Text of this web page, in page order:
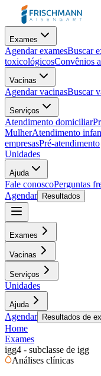
Exames
Agendar examesBuscar
toxicológicosConvênios
Vacinas
Agendar vacinasBuscar
Serviços
Atendimento domiciliar
MulherAtendimento
empresasPré-atendimento
Unidades
Ajuda
Fale conoscoPerguntas
Agendar
Resultados
Exames
Vacinas
Serviços
Unidades
Ajuda
Agendar Resultados de
Home
Exames
igg4 - subclasse de igg
Análises clínicas